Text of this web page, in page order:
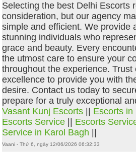
Selecting the best Delhi Escorts
consideration, but our agency
simple and efficient. We provide
stunning individuals who
grace and beauty. Every
the utmost care to ensure your
throughout the experience.
excellence to provide you with
desire. Contact us today to
prepare for a truly exceptional
Vasant Kunj Escorts
Escorts in
Escorts Service
Escorts
Service in Karol Bagh
Vaani - Thứ 6, ngày 12/06/2026 06:32:33